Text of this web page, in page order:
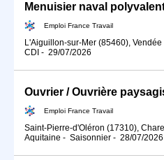
Menuisier naval
Emploi France Travail
L'Aiguillon-sur-Mer (85460),
CDI - 29/07/2026
Ouvrier / Ouvrière
Emploi France Travail
Saint-Pierre-d'Oléron (17310),
Aquitaine - Saisonnier - 28/07/2026